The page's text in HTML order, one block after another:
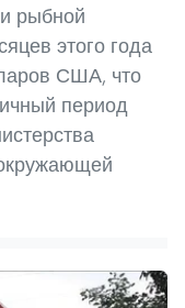
рыбной
этого года
США, что
период